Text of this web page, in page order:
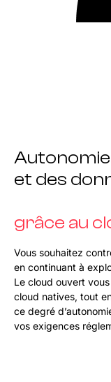
et des
grâce au
Vous souhaitez
en continuant à
Le cloud ouvert
cloud natives, tout
ce degré
vos exigences